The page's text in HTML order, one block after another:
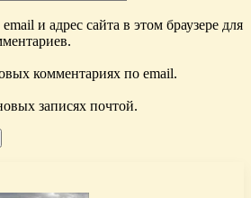
и адрес сайта в этом браузере для
комментариях по email.
записях почтой.